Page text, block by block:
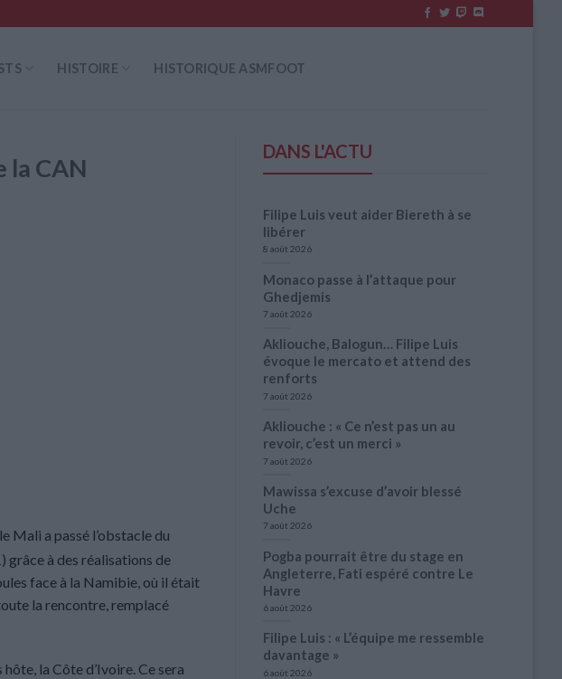
HISTOIRE HISTORIQUE ASMFOOT
la CAN
Mali a passé l’obstacle du
grâce à des réalisations de
face à la Namibie, où il était
la rencontre, remplacé
la Côte d’Ivoire. Ce sera
DANS L'ACTU
Filipe Luis veut aider Biereth à se
libérer
8 août 2026
Monaco passe à l’attaque pour
Ghedjemis
7 août 2026
Akliouche, Balogun… Filipe Luis
évoque le mercato et attend des
renforts
7 août 2026
Akliouche : « Ce n’est pas un au
revoir, c’est un merci »
7 août 2026
Mawissa s’excuse d’avoir blessé
Uche
7 août 2026
Pogba pourrait être du stage en
Angleterre, Fati espéré contre Le
Havre
6 août 2026
Filipe Luis : « L’équipe me ressemble
davantage »
6 août 2026